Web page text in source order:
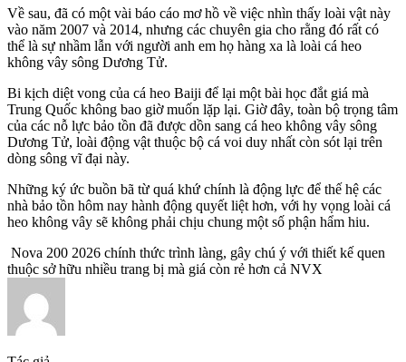
Về sau, đã có một vài báo cáo mơ hồ về việc nhìn thấy loài vật này
vào năm 2007 và 2014, nhưng các chuyên gia cho rằng đó rất có
thể là sự nhầm lẫn với người anh em họ hàng xa là loài cá heo
không vây sông Dương Tử.
Bi kịch diệt vong của cá heo Baiji để lại một bài học đắt giá mà
Trung Quốc không bao giờ muốn lặp lại. Giờ đây, toàn bộ trọng tâm
của các nỗ lực bảo tồn đã được dồn sang cá heo không vây sông
Dương Tử, loài động vật thuộc bộ cá voi duy nhất còn sót lại trên
dòng sông vĩ đại này.
Những ký ức buồn bã từ quá khứ chính là động lực để thế hệ các
nhà bảo tồn hôm nay hành động quyết liệt hơn, với hy vọng loài cá
heo không vây sẽ không phải chịu chung một số phận hẩm hiu.
Nova 200 2026 chính thức trình làng, gây chú ý với thiết kế quen
thuộc sở hữu nhiều trang bị mà giá còn rẻ hơn cả NVX